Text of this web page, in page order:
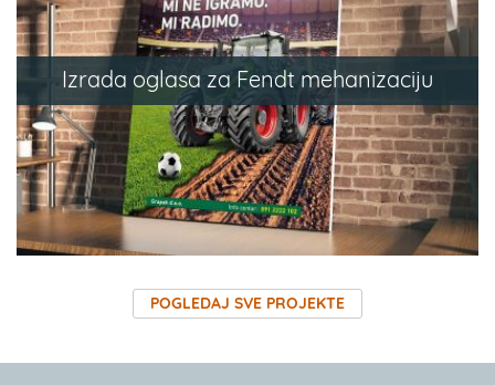
Izrada oglasa za Fendt mehanizaciju
POGLEDAJ SVE PROJEKTE